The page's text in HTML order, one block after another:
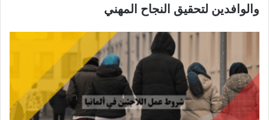
والوافدين لتحقيق النجاح المهني